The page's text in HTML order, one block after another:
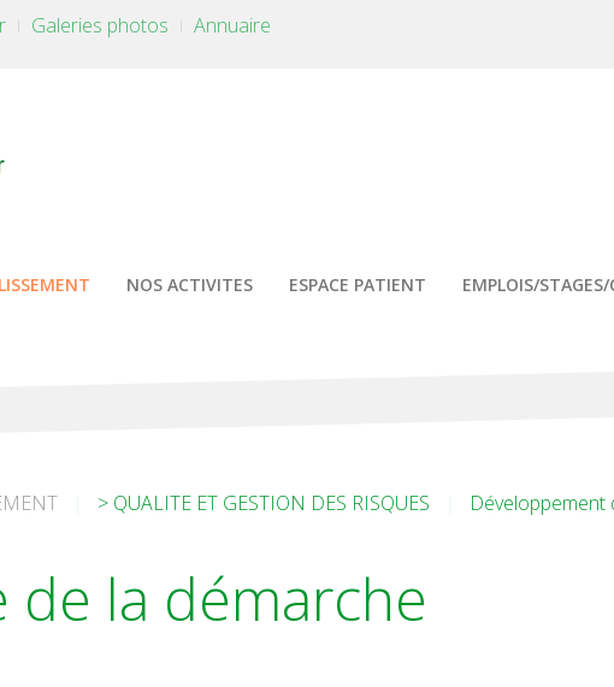
Galeries photos Annuaire
NOS ACTIVITES ESPACE PATIENT EMPLOIS/
> QUALITE ET GESTION DES RISQUES Développement
de la démarche